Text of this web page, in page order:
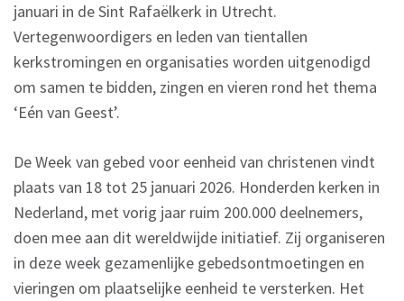
januari in de Sint Rafaëlkerk in Utrecht.
Vertegenwoordigers en leden van tientallen
kerkstromingen en organisaties worden uitgenodigd
om samen te bidden, zingen en vieren rond het thema
‘Eén van Geest’.
De Week van gebed voor eenheid van christenen vindt
plaats van 18 tot 25 januari 2026. Honderden kerken in
Nederland, met vorig jaar ruim 200.000 deelnemers,
doen mee aan dit wereldwijde initiatief. Zij organiseren
in deze week gezamenlijke gebedsontmoetingen en
vieringen om plaatselijke eenheid te versterken. Het